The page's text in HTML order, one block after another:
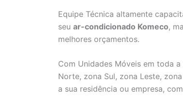
Equipe Técnica altamente
seu ar-condicionado Komeco,
melhores orçamentos.
Com Unidades Móveis em toda
Norte, zona Sul, zona Leste,
a sua residência ou empresa,